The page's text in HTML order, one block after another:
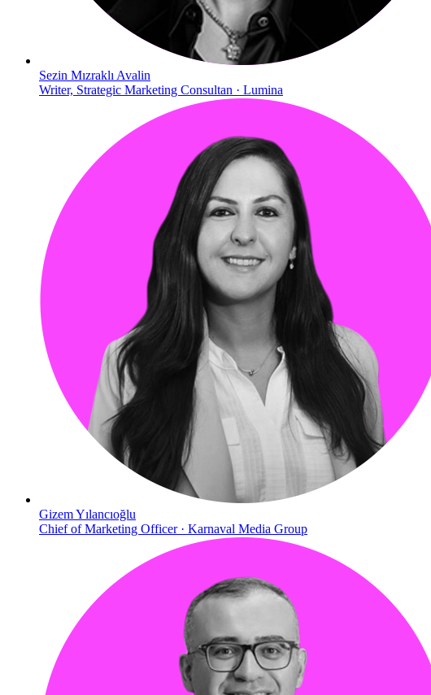
Sezin Mızraklı Avalin
Writer, Strategic Marketing Consultan · Lumina
Gizem Yılancıoğlu
Chief of Marketing Officer · Karnaval Media Group